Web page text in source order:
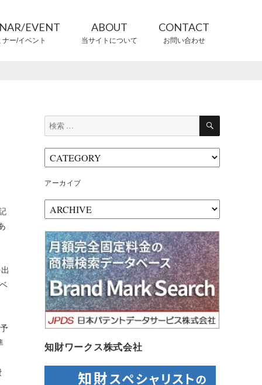
EVENT
ナー/イベント
ABOUT
当サイトについて
CONTACT
お問い合わせ
検
索:
検
アーカイブ
ー
カ
イ
ブ
知財ワークス株式会社